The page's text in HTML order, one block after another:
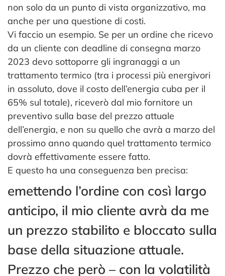
non solo da un punto di vista organizzativo, ma
anche per una questione di costi.
Vi faccio un esempio. Se per un ordine che ricevo
da un cliente con deadline di consegna marzo
2023 devo sottoporre gli ingranaggi a un
trattamento termico (tra i processi più energivori
in assoluto, dove il costo dell’energia cuba per il
65% sul totale), riceverò dal mio fornitore un
preventivo sulla base del prezzo attuale
dell’energia, e non su quello che avrà a marzo del
prossimo anno quando quel trattamento termico
dovrà effettivamente essere fatto.
E questo ha una conseguenza ben precisa:
emettendo l’ordine con così largo
anticipo, il mio cliente avrà da me
un prezzo stabilito e bloccato sulla
base della situazione attuale.
Prezzo che però – con la volatilità